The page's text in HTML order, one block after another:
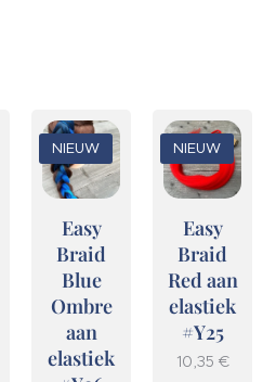
Easy
Braid
Blue
Ombre
aan
elastiek
NIEUW
Easy
Braid
Red aan
elastiek
#Y25
NIEUW
10,35 €